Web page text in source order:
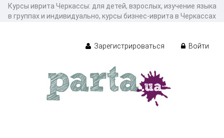
Курсы иврита Черкассы: для детей, взрослых, изучение языка
в группах и индивидуально, курсы бизнес-иврита в Черкассах
Зарегистрироваться Войти